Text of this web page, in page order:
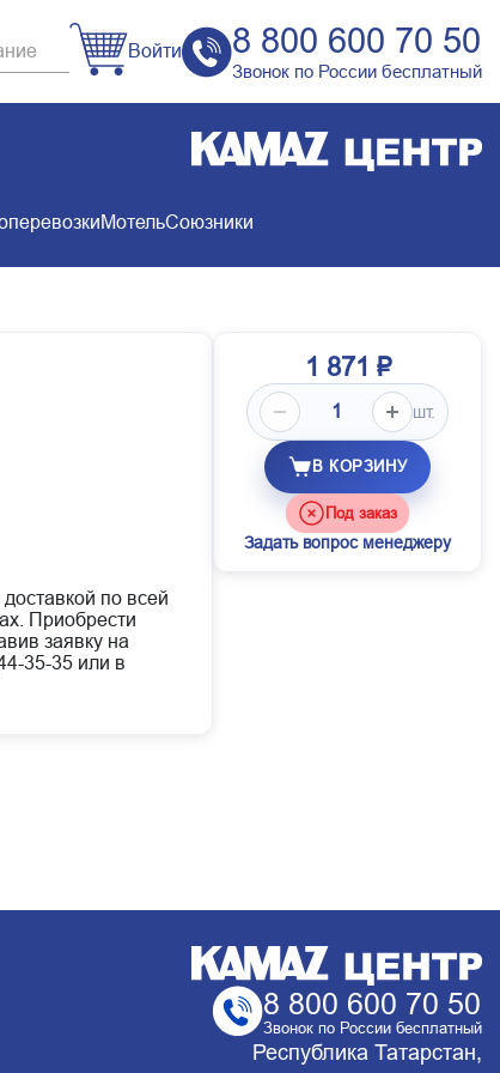
Войти 8 800 600 70 50
Звонок по России бесплатный
МотельСоюзники
по всей
Приобрести
заявку на
35-35 или в
1 871 ₽
шт.
В КОРЗИНУ
Под заказ
Задать вопрос менеджеру
8 800 600 70 50
Звонок по России бесплатный
Республика Татарстан,